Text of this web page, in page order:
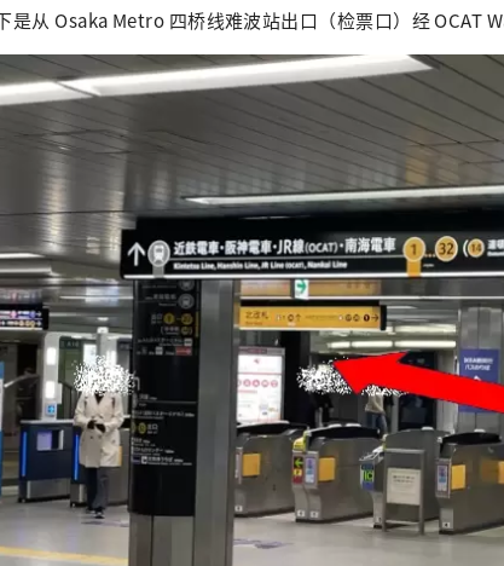
是从 Osaka Metro 四桥线难波站出口（检票口）经 OCAT